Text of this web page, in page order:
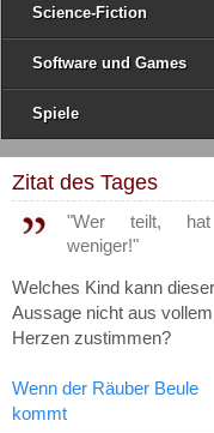
Science-Fiction
Software und Games
Spiele
Zitat des Tages
"Wer teilt, hat
weniger!"
Welches Kind kann dieser
Aussage nicht aus vollem
Herzen zustimmen?
Wenn der Räuber Beule
kommt